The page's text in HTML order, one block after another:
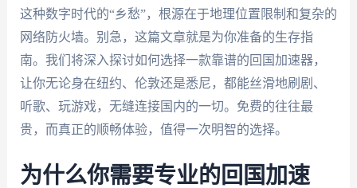
这种数字时代的“乡愁”，根源在于地理位置限制和复杂的
网络防火墙。别急，这篇文章就是为你准备的生存指
南。我们将深入探讨如何选择一款靠谱的回国加速器，
让你无论身在纽约、伦敦还是悉尼，都能丝滑地刷剧、
听歌、玩游戏，无缝连接国内的一切。免费的往往最
贵，而真正的顺畅体验，值得一次明智的选择。
为什么你需要专业的回国加速